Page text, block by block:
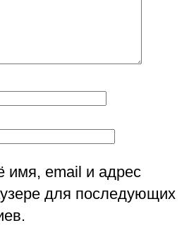
имя, email и адрес
для последующих